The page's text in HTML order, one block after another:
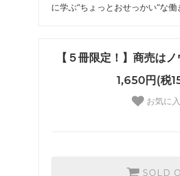
に学ぶ“ちょっとおせっかい”な働
【５冊限定！】商売は
1,650円(税
お気に
SOLD